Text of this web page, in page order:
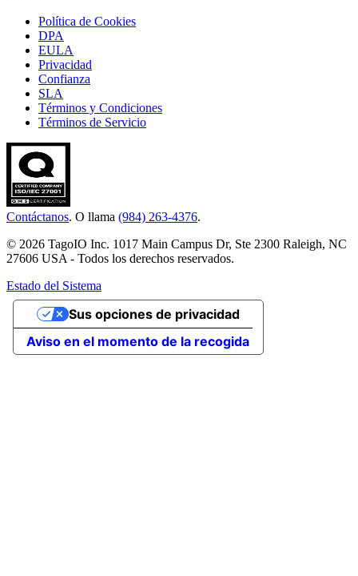
Política de Cookies
DPA
EULA
Privacidad
Confianza
SLA
Términos y Condiciones
Términos de Servicio
Contáctanos. O llama (984) 263-4376.
© 2026 TagoIO Inc. 1017 Main Campus Dr, Ste 2300 Raleigh, NC
27606 USA - Todos los derechos reservados.
Estado del Sistema
Aviso en el momento de la recogida
Sus opciones de privacidad